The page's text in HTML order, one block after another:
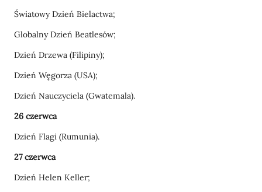
Światowy Dzień Bielactwa;
Globalny Dzień Beatlesów;
Dzień Drzewa (Filipiny);
Dzień Węgorza (USA);
Dzień Nauczyciela (Gwatemala).
26 czerwca
Dzień Flagi (Rumunia).
27 czerwca
Dzień Helen Keller;